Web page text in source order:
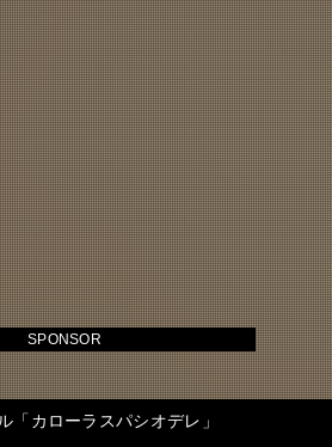
「カローラスパシオデレ」
SPONSOR